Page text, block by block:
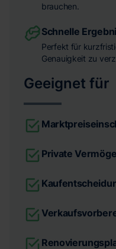
brauchen.
Schnelle
Perfekt für
Genauigkeit zu
Geeignet für
Private